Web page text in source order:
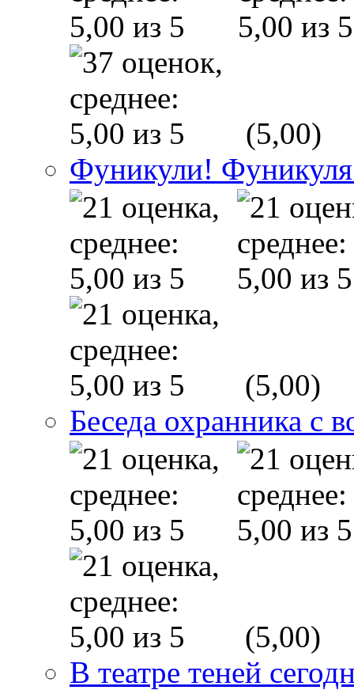
(5,00)
Фуникули!
(5,00)
Беседа охранника с
(5,00)
В театре теней